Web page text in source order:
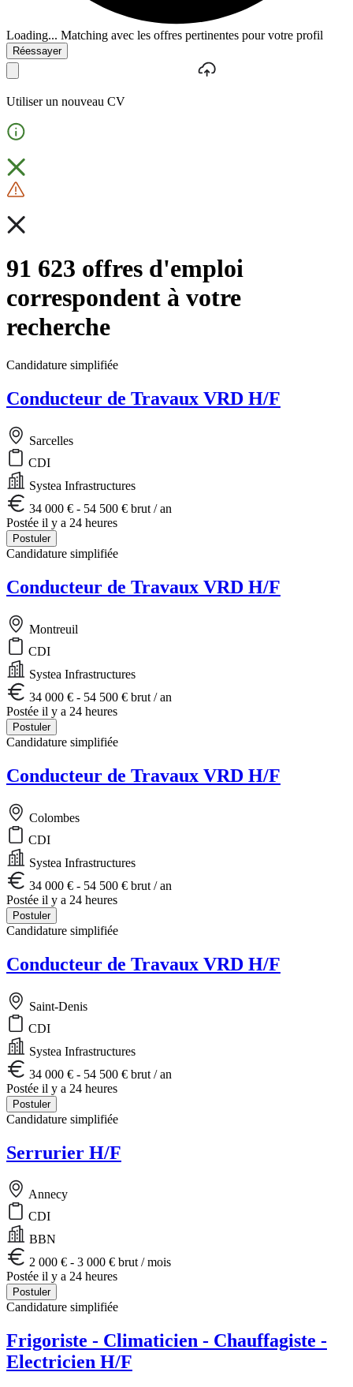
Loading... Matching avec les offres pertinentes pour votre profil
Réessayer
Utiliser un nouveau CV
91 623 offres d'emploi
correspondent à votre
recherche
Candidature simplifiée
Conducteur de Travaux VRD H/F
Sarcelles
CDI
Systea Infrastructures
34 000 € - 54 500 € brut / an
Postée il y a 24 heures
Postuler
Candidature simplifiée
Conducteur de Travaux VRD H/F
Montreuil
CDI
Systea Infrastructures
34 000 € - 54 500 € brut / an
Postée il y a 24 heures
Postuler
Candidature simplifiée
Conducteur de Travaux VRD H/F
Colombes
CDI
Systea Infrastructures
34 000 € - 54 500 € brut / an
Postée il y a 24 heures
Postuler
Candidature simplifiée
Conducteur de Travaux VRD H/F
Saint-Denis
CDI
Systea Infrastructures
34 000 € - 54 500 € brut / an
Postée il y a 24 heures
Postuler
Candidature simplifiée
Serrurier H/F
Annecy
CDI
BBN
2 000 € - 3 000 € brut / mois
Postée il y a 24 heures
Postuler
Candidature simplifiée
Frigoriste - Climaticien - Chauffagiste -
Electricien H/F